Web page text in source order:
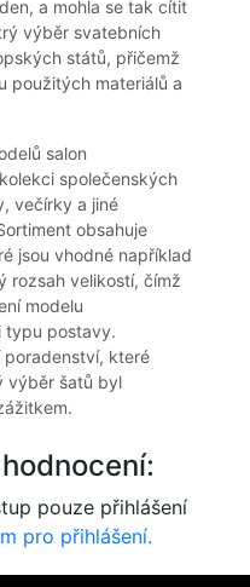
a mohla se tak cítit
výběr svatebních
států, přičemž
použitých materiálů a
salon
společenských
večírky a jiné
obsahuje
jsou vhodné například
rozsah velikostí, čímž
modelu
typu postavy.
poradenství, které
výběr šatů byl
pouze přihlášení
pro přihlášení.